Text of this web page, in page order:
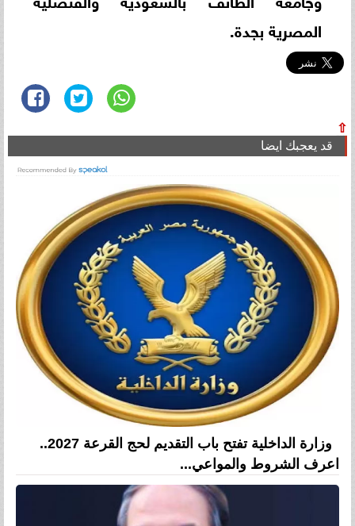
المصرية بجدة.
⇧
قد يعجبك ايضا
وزارة الداخلية تفتح باب التقديم لحج القرعة 2027..
اعرف الشروط والمواعي...